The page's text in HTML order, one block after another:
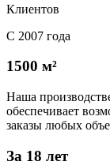
Клиентов
С 2007 года
1500 м²
Наша
обеспечивает
заказы любых
За 18 лет